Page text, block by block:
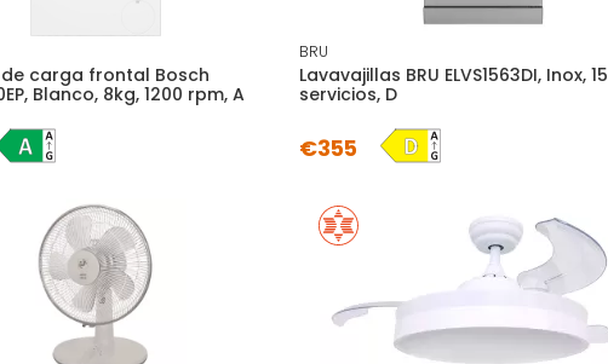
carga frontal Bosch
Blanco, 8kg, 1200 rpm, A
BRU
Lavavajillas BRU ELVS1563DI, Inox, 15
servicios, D
€355